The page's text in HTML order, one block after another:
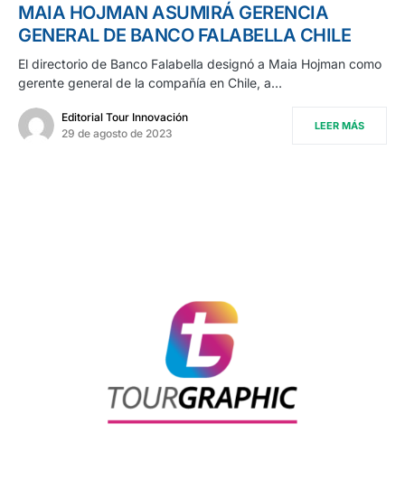
MAIA HOJMAN ASUMIRÁ GERENCIA
GENERAL DE BANCO FALABELLA CHILE
El directorio de Banco Falabella designó a Maia Hojman como
gerente general de la compañía en Chile, a…
Editorial Tour Innovación
29 de agosto de 2023
LEER MÁS